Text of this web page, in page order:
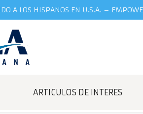
A LOS HISPANOS EN U.S.A. –
ARTICULOS DE INTERES